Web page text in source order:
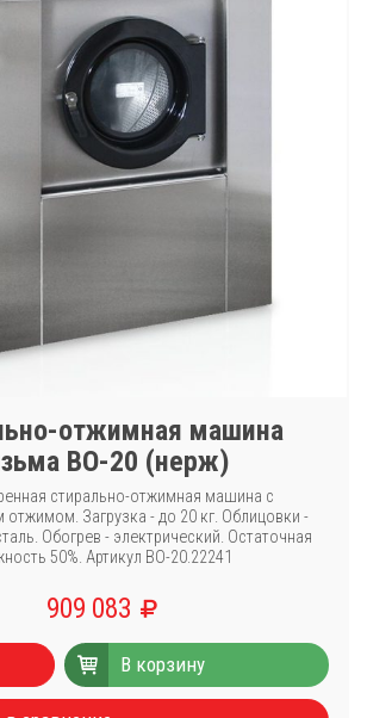
отжимная машина
ВО-20 (нерж)
стирально-отжимная машина с
отжимом. Загрузка - до 20 кг. Облицовки -
Обогрев - электрический. Остаточная
50%. Артикул ВО-20.22241
909 083
В корзину